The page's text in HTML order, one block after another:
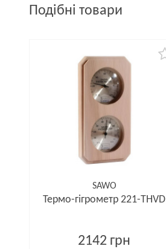
Подібні товари
SAWO
Термо-гігрометр 221-THVD
2142 грн